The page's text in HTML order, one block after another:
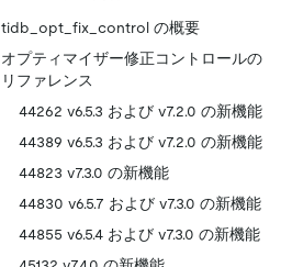
tidb_opt_fix_control の概要
オプティマイザー修正コントロールの
リファレンス
44262 v6.5.3 および v7.2.0 の新機能
44389 v6.5.3 および v7.2.0 の新機能
44823 v7.3.0 の新機能
44830 v6.5.7 および v7.3.0 の新機能
44855 v6.5.4 および v7.3.0 の新機能